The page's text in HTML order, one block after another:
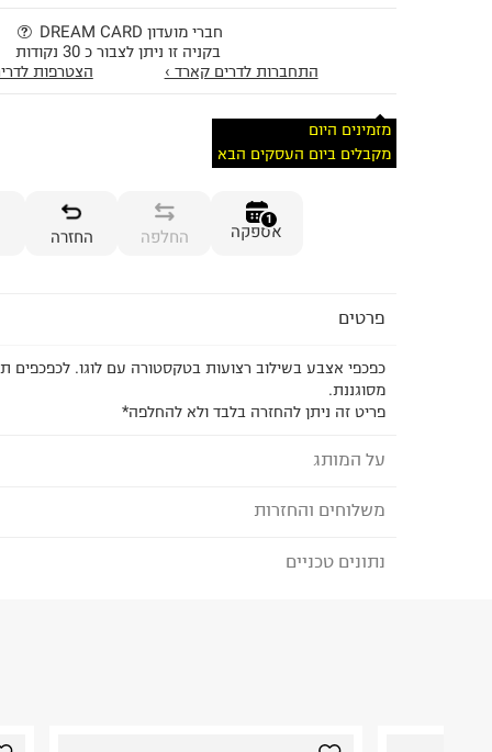
חברי מועדון DREAM CARD
בקניה זו ניתן לצבור כ 30 נקודות
התחברות לדרים קארד ›
הצטרפות
מזמינים היום
מקבלים ביום העסקים הבא
1
אספקה החלפה החזרה
פרטים
כפכפי אצבע בשילוב רצועות בטקסטורה עם לוגו. לכפכפים
מסוגננת.
פריט זה ניתן להחזרה בלבד ולא להחלפה*
על המותג
REEF - ריף
משלוחים והחזרות
לבחירת בשיטת המשלוח המתאימה לכם,
נתונים טכניים